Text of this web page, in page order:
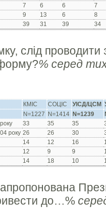
7 6 6
7
9 13 6
8
39 31 39 34
слід проводити
% серед
КМІС СОЦІС УІСД/ЦСМ
N=1227
N=1414 N=1239
33 35 35
року 26 26 30
14 12 16
12 9 9
14 18 10
до…%